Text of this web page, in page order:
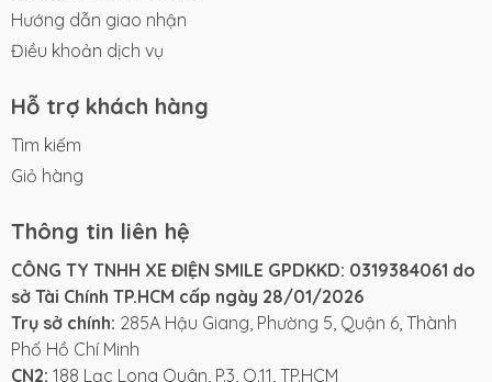
Hướng dẫn giao nhận
Điều khoản dịch vụ
Hỗ trợ khách hàng
Tìm kiếm
Giỏ hàng
Thông tin liên hệ
CÔNG TY TNHH XE ĐIỆN SMILE GPDKKD: 0319384061 do
sở Tài Chính TP.HCM cấp ngày 28/01/2026
Trụ sở chính: 285A Hậu Giang, Phường 5, Quận 6, Thành
Phố Hồ Chí Minh
CN2: 188 Lạc Long Quân, P.3, Q.11, TP.HCM